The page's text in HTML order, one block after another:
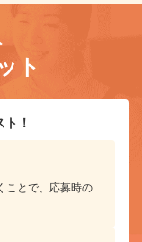
ト
！
ことで、応募時の